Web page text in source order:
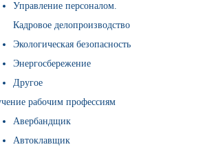
Управление персоналом.
Кадровое делопроизводство
Экологическая безопасность
Энергосбережение
Другое
рабочим профессиям
Авербандщик
Автоклавщик